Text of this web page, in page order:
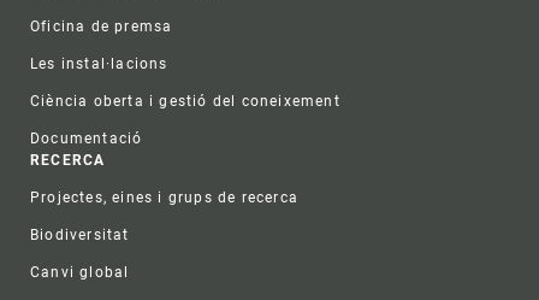
Oficina de premsa
Les instal·lacions
Ciència oberta i gestió del coneixement
Documentació
RECERCA
Projectes, eines i grups de recerca
Biodiversitat
Canvi global